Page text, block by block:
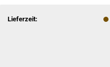
Lieferzeit: